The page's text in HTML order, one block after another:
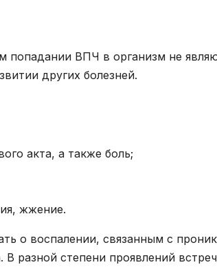
попадании ВПЧ в организм не
других болезней.
акта, а также боль;
жжение.
о воспалении, связанным с
разной степени проявлений